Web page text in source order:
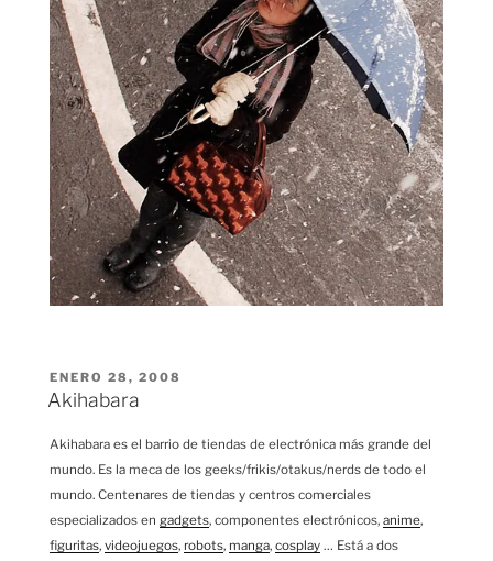
PUBLICADO
EL
ENERO 28, 2008
Akihabara
Akihabara es el barrio de tiendas de electrónica más grande del
mundo. Es la meca de los geeks/frikis/otakus/nerds de todo el
mundo. Centenares de tiendas y centros comerciales
especializados en gadgets, componentes electrónicos, anime,
figuritas, videojuegos, robots, manga, cosplay … Está a dos